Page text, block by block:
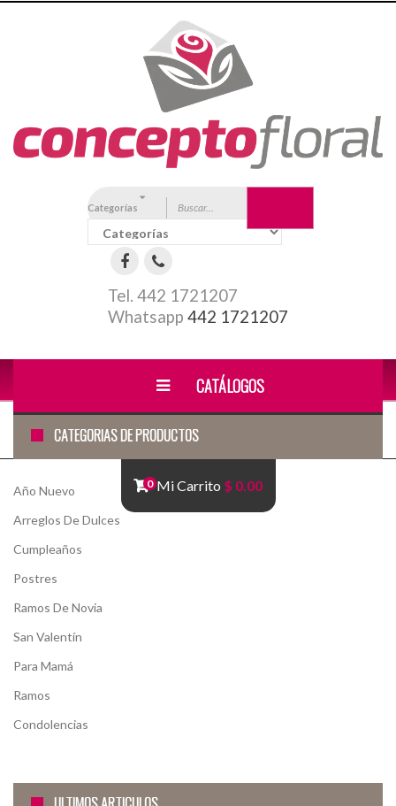
Categorías
Tel. 442 1721207
Whatsapp 442 1721207
CATÁLOGOS
0 Mi Carrito $ 0.00
CATEGORÍAS DE PRODUCTOS
Año Nuevo
Arreglos De Dulces
Cumpleaños
Postres
Ramos De Novia
San Valentín
Para Mamá
Ramos
Condolencias